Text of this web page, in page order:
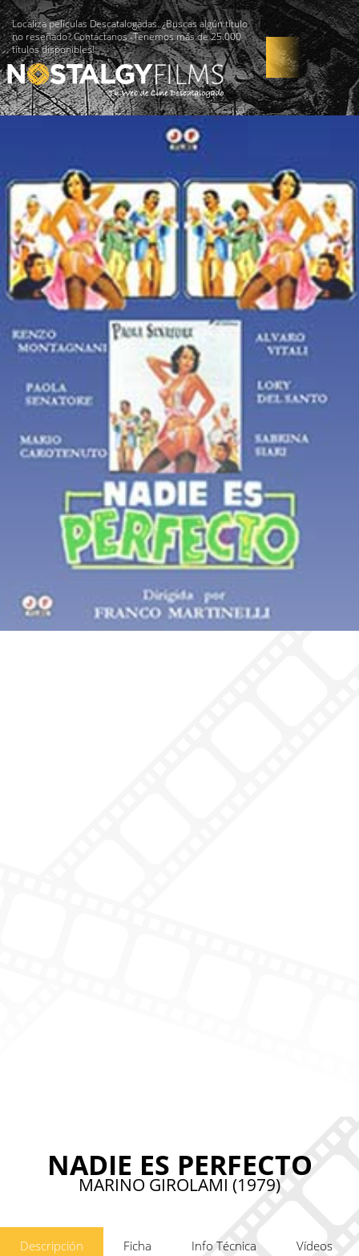
Localiza películas Descatalogadas. ¿Buscas algún título
no reseñado? Contáctanos -Tenemos más de 25.000
títulos disponibles!
NADIE ES PERFECTO
MARINO GIROLAMI (1979)
Descripción Ficha Info Técnica Vídeos